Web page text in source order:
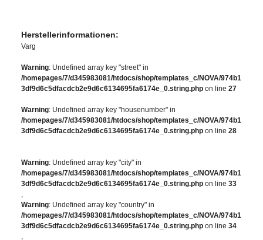
Herstellerinformationen:
Varg
Warning: Undefined array key "street" in
/homepages/7/d345983081/htdocs/shop/templates_c/NOVA/974b1
3df9d6c5dfacdcb2e9d6c6134695fa6174e_0.string.php on line 27
Warning: Undefined array key "housenumber" in
/homepages/7/d345983081/htdocs/shop/templates_c/NOVA/974b1
3df9d6c5dfacdcb2e9d6c6134695fa6174e_0.string.php on line 28
Warning: Undefined array key "city" in
/homepages/7/d345983081/htdocs/shop/templates_c/NOVA/974b1
3df9d6c5dfacdcb2e9d6c6134695fa6174e_0.string.php on line 33
Warning: Undefined array key "country" in
/homepages/7/d345983081/htdocs/shop/templates_c/NOVA/974b1
3df9d6c5dfacdcb2e9d6c6134695fa6174e_0.string.php on line 34